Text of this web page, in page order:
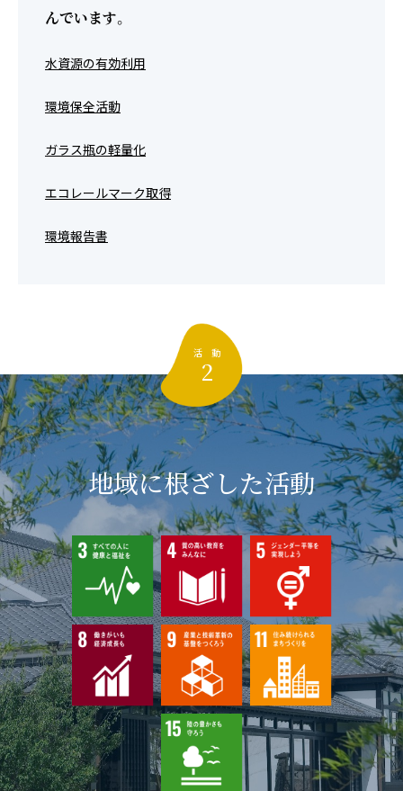
んでいます。
水資源の有効利用
環境保全活動
ガラス瓶の軽量化
エコレールマーク取得
環境報告書
活 動
2
地域に根ざした活動